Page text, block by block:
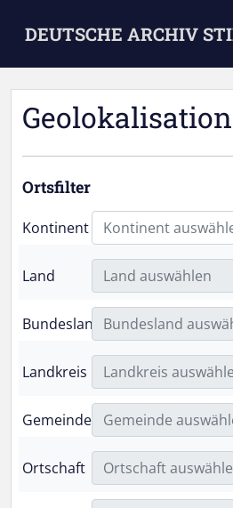
DEUTSCHE ARCHIV
Geolokalisation
Ortsfilter
Kontinent Kontinent
Land Land auswählen
Bundesland Bundesland
Landkreis Landkreis
Gemeinde Gemeinde
Ortschaft Ortschaft